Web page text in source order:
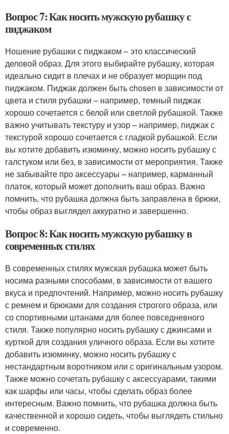
Вопрос 7: Как носить мужскую рубашку с
пиджаком
Ношение рубашки с пиджаком – это классический
деловой образ. Для этого выбирайте рубашку, которая
идеально сидит в плечах и не образует морщин под
пиджаком. Пиджак должен быть chosen в зависимости от
цвета и стиля рубашки – например, темный пиджак
хорошо сочетается с белой или светлой рубашкой. Также
важно учитывать текстуру и узор – например, пиджак с
текстурой хорошо сочетается с гладкой рубашкой. Если
вы хотите добавить изюминку, можно носить рубашку с
галстуком или без, в зависимости от мероприятия. Также
не забывайте про аксессуары – например, карманный
платок, который может дополнить ваш образ. Важно
помнить, что рубашка должна быть заправлена в брюки,
чтобы образ выглядел аккуратно и завершенно.
Вопрос 8: Как носить мужскую рубашку в
современных стилях
В современных стилях мужская рубашка может быть
носима разными способами, в зависимости от вашего
вкуса и предпочтений. Например, можно носить рубашку
с ремнем и брюками для создания строгого образа, или
со спортивными штанами для более повседневного
стиля. Также популярно носить рубашку с джинсами и
курткой для создания уличного образа. Если вы хотите
добавить изюминку, можно носить рубашку с
нестандартным воротником или с оригинальным узором.
Также можно сочетать рубашку с аксессуарами, такими
как шарфы или часы, чтобы сделать образ более
интересным. Важно помнить, что рубашка должна быть
качественной и хорошо сидеть, чтобы выглядеть стильно
и современно.